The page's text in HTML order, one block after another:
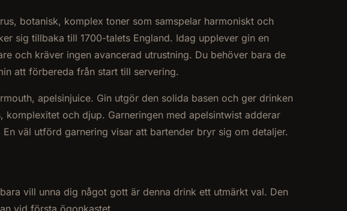
botanisk, komplex toner som samspelar harmoniskt och
sig tillbaka till 1700-talets England. Idag upplever gin en
och kräver ingen avancerad utrustning. Du behöver bara de
att förbereda från start till servering.
apelsinjuice. Gin utgör den solida basen och ger drinken
och djup. Garneringen med apelsintwist adderar
väl utförd garnering visar att bartender bryr sig om detaljer.
vill unna dig något gott är denna drink ett utmärkt val. Den
vid första ögonkastet.